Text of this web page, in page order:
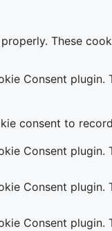
These
Consent
consent to
Consent
Consent
Consent